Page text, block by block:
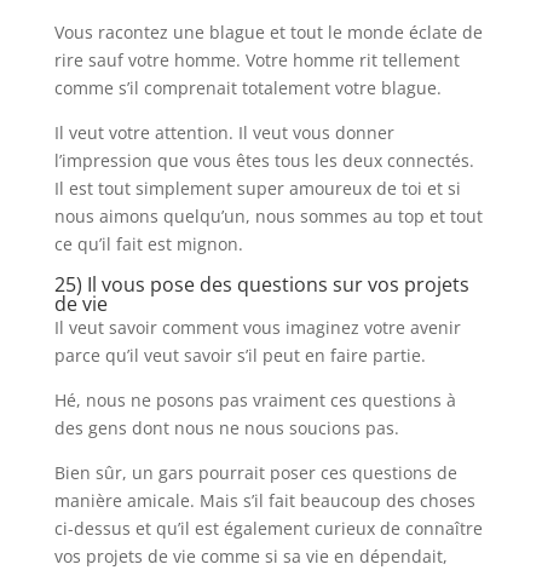
Vous racontez une blague et tout le monde éclate de
rire sauf votre homme. Votre homme rit tellement
comme s’il comprenait totalement votre blague.
Il veut votre attention. Il veut vous donner
l’impression que vous êtes tous les deux connectés.
Il est tout simplement super amoureux de toi et si
nous aimons quelqu’un, nous sommes au top et tout
ce qu’il fait est mignon.
25) Il vous pose des questions sur vos projets
de vie
Il veut savoir comment vous imaginez votre avenir
parce qu’il veut savoir s’il peut en faire partie.
Hé, nous ne posons pas vraiment ces questions à
des gens dont nous ne nous soucions pas.
Bien sûr, un gars pourrait poser ces questions de
manière amicale. Mais s’il fait beaucoup des choses
ci-dessus et qu’il est également curieux de connaître
vos projets de vie comme si sa vie en dépendait,